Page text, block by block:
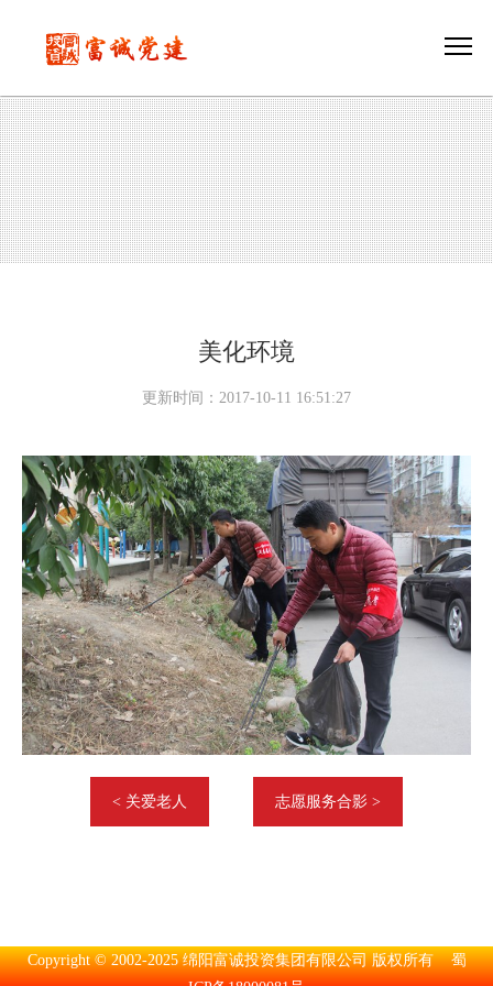
美化环境
更新时间：2017-10-11 16:51:27
< 关爱老人 志愿服务合影 >
Copyright © 2002-2025 绵阳富诚投资集团有限公司 版权所有 蜀